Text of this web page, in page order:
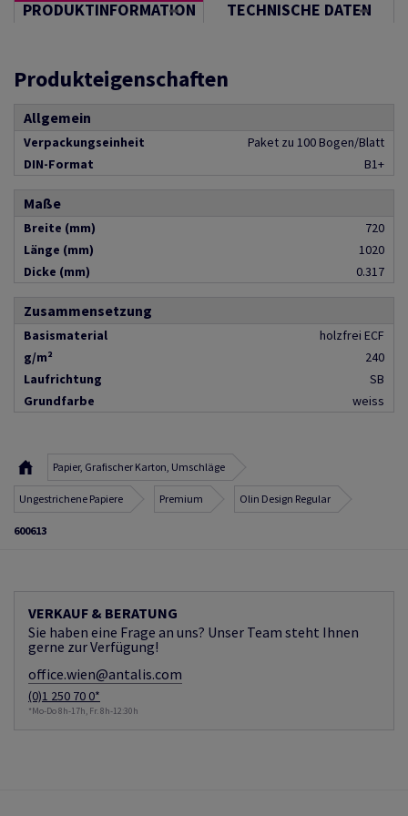
PRODUKTINFORMATION TECHNISCHE DATEN
Produkteigenschaften
Allgemein
Verpackungseinheit
Paket zu 100 Bogen/Blatt
DIN-Format
B1+
Maße
Breite (mm)
720
Länge (mm)
1020
Dicke (mm)
0.317
Zusammensetzung
Basismaterial
holzfrei ECF
g/m²
240
Laufrichtung
SB
Grundfarbe
weiss
Papier, Grafischer Karton, Umschläge
Ungestrichene Papiere Premium Olin Design Regular
600613
VERKAUF & BERATUNG
Sie haben eine Frage an uns? Unser Team steht Ihnen
gerne zur Verfügung!
office.wien@antalis.com
(0)1 250 70 0*
*Mo-Do 8h-17h, Fr. 8h-12:30h